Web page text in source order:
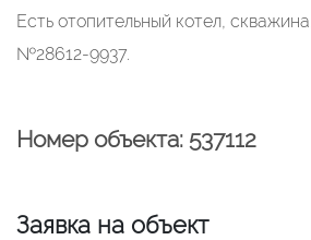
Есть отопительный котел,
№28612-9937.
Номер объекта: 537112
Заявка на объект